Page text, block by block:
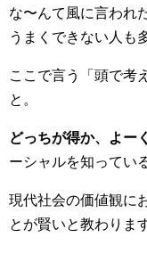
な〜んて風に言われ
うまくできない人も
ここで言う「頭で考
と。
どっちが得か、よー
ーシャルを知ってい
現代社会の価値観に
とが賢いと教わりま